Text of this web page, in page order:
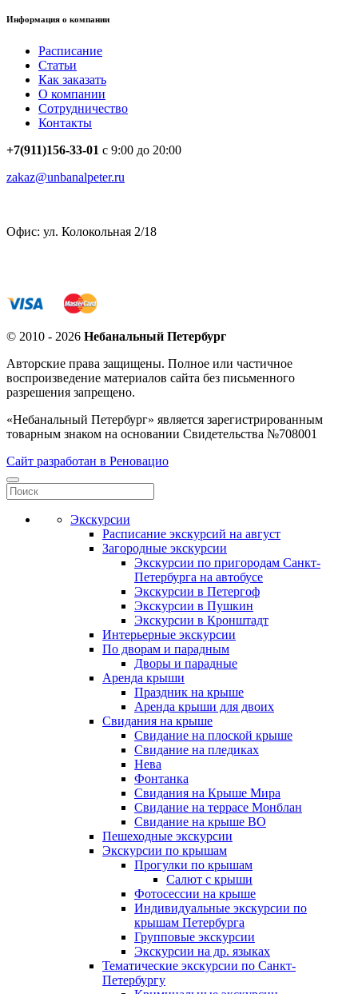
Информация о компании
Расписание
Статьи
Как заказать
О компании
Сотрудничество
Контакты
+7(911)156-33-01 с 9:00 до 20:00
zakaz@unbanalpeter.ru
Офис: ул. Колокольная 2/18
© 2010 - 2026 Небанальный Петербург
Авторские права защищены. Полное или частичное
воспроизведение материалов сайта без письменного
разрешения запрещено.
«Небанальный Петербург» является зарегистрированным
товарным знаком на основании Свидетельства №708001
Сайт разработан в Реновацио
Экскурсии
Расписание экскурсий на август
Загородные экскурсии
Экскурсии по пригородам Санкт-
Петербурга на автобусе
Экскурсии в Петергоф
Экскурсии в Пушкин
Экскурсии в Кронштадт
Интерьерные экскурсии
По дворам и парадным
Дворы и парадные
Аренда крыши
Праздник на крыше
Аренда крыши для двоих
Свидания на крыше
Свидание на плоской крыше
Свидание на пледиках
Нева
Фонтанка
Свидания на Крыше Мира
Свидание на террасе Монблан
Свидание на крыше ВО
Пешеходные экскурсии
Экскурсии по крышам
Прогулки по крышам
Салют с крыши
Фотосессии на крыше
Индивидуальные экскурсии по
крышам Петербурга
Групповые экскурсии
Экскурсии на др. языках
Тематические экскурсии по Санкт-
Петербургу